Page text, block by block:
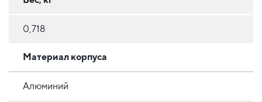
0,718
Материал корпуса
Алюминий